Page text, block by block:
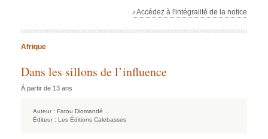
› Accédez à l'intégralité de la notice
Afrique
Dans les sillons de l’influence
À partir de 13 ans
Auteur : Fatou Diomandé
Éditeur : Les Éditions Calebasses